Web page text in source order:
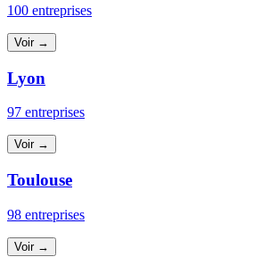
100 entreprises
Voir →
Lyon
97 entreprises
Voir →
Toulouse
98 entreprises
Voir →